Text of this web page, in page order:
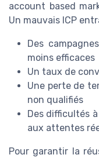
account based
Un mauvais ICP
Des
moins efficaces
Un taux de
Une perte de
non qualifiés
Des difficultés
aux attentes
Pour garantir la